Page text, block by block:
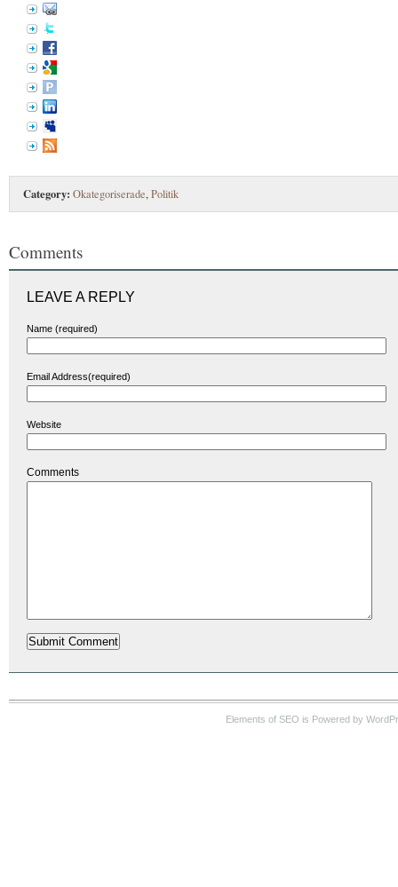
Category: Okategoriserade,Politik
Comments
LEAVE A REPLY
Name (required)
Email Address(required)
Website
Comments
Elements of SEO is Powered by